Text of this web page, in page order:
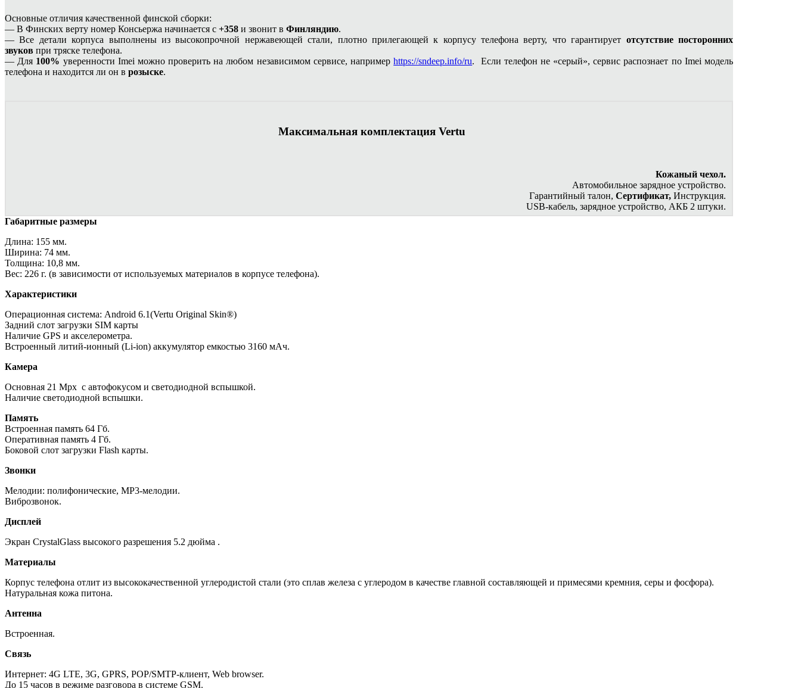
Основные отличия качественной финской сборки:
— В Финских верту номер Консьержа начинается с +358 и звонит в Финляндию.
— Все детали корпуса выполнены из высокопрочной нержавеющей стали, плотно прилегающей к корпусу телефона верту, что гарантирует отсутствие посторонних
звуков при тряске телефона.
— Для 100% уверенности Imei можно проверить на любом независимом сервисе, напримерhttps://sndeep.info/ru. Если телефон не «серый», сервис распознает по Imei модель
телефона и находится ли он в розыске.
Максимальная комплектация Vertu
Кожаный чехол.
Автомобильное зарядное устройство.
Гарантийный талон, Сертификат, Инструкция.
USB-кабель, зарядное устройство, АКБ 2 штуки.
Габаритные размеры
Длина: 155 мм.
Ширина: 74 мм.
Толщина: 10,8 мм.
Вес: 226 г. (в зависимости от используемых материалов в корпусе телефона).
Характеристики
Операционная система: Android 6.1(Vertu Original Skin®)
Задний слот загрузки SIM карты
Наличие GPS и акселерометра.
Встроенный литий-ионный (Li-ion) аккумулятор емкостью 3160 мАч.
Камера
Основная 21 Mpx с автофокусом и светодиодной вспышкой.
Наличие светодиодной вспышки.
Память
Встроенная память 64 Гб.
Оперативная память 4 Гб.
Боковой слот загрузки Flash карты.
Звонки
Мелодии: полифонические, MP3-мелодии.
Виброзвонок.
Дисплей
Экран CrystalGlass высокого разрешения 5.2 дюйма .
Материалы
Корпус телефона отлит из высококачественной углеродистой стали (это сплав железа с углеродом в качестве главной составляющей и примесями кремния, серы и фосфора).
Натуральная кожа питона.
Антенна
Встроенная.
Связь
Интернет: 4G LTE, 3G, GPRS, POP/SMTP-клиент, Web browser.
До 15 часов в режиме разговора в системе GSM.